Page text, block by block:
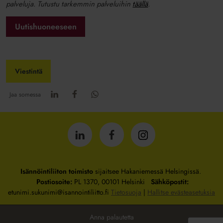
palveluja. Tutustu tarkemmin palveluihin täällä.
Uutishuoneeseen
Viestintä
Jaa somessa
IsännöintiliittoIsännöintiliittoIsännöintiliitto
Isännöintiliiton toimistosijaitsee Hakaniemessä Helsingissä.
Postiosoite: PL 1370, 00101 Helsinki Sähköpostit:
etunimi.sukunimi@isannointiliitto.fi Tietosuoja | Hallitse evästeasetuksia
Anna palautetta